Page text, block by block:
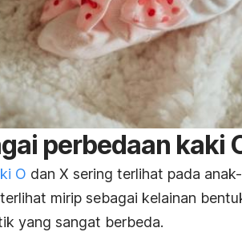
perbedaan kaki
O dan X sering terlihat pada
mirip sebagai kelainan
yang sangat berbeda.